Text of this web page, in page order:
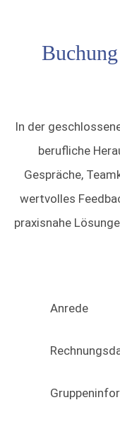
In der
berufliche
Gespräche,
wertvolles
praxisnahe
Anrede